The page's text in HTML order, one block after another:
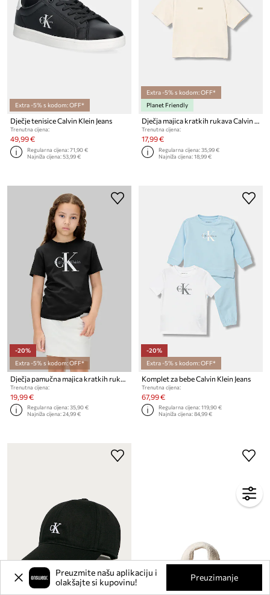
Extra -5% s kodom: OFF*
Dječje tenisice Calvin Klein Jeans
Trenutna cijena:
49,99 €
Regularna cijena:71,90 €
Najniža cijena:53,99 €
Extra -5% s kodom: OFF*
Planet Friendly
Dječja majica kratkih rukava Calvin Klein Jeans
Trenutna cijena:
17,99 €
Regularna cijena:35,99 €
Najniža cijena:18,99 €
-20%
Extra -5% s kodom: OFF*
Trenutna cijena:
19,99 €
Regularna cijena:35,90 €
Najniža cijena:24,99 €
-20%
Extra -5% s kodom: OFF*
Komplet za bebe Calvin Klein Jeans
Trenutna cijena:
67,99 €
Regularna cijena:119,90 €
Najniža cijena:84,99 €
Preuzmite našu aplikaciju i
olakšajte si kupovinu!
Preuzimanje